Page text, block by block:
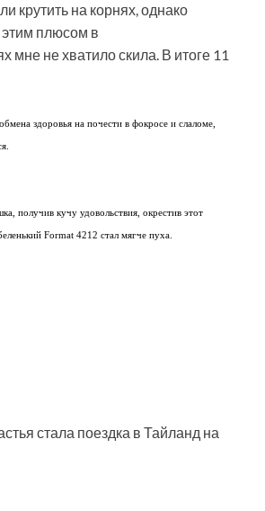
крутить на корнях, однако
этим плюсом в
мне не хватило скила. В итоге 11
здоровья на почести в фокросе и слаломе,
получив кучу удовольствия, окрестив этот
Format 4212 стал мягче пуха.
стала поездка в Тайланд на